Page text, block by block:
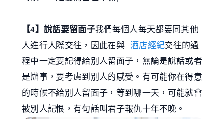
【4】說話要留面子我們每個人每天都要同其他
人進行人際交往，因此在與 酒店經紀交往的過
程中一定要記得給別人留面子，無論是說話或者
是辦事，要考慮到別人的感受。有可能你在得意
的時候不給別人留面子，等到哪一天，可能就會
被別人記恨，有句話叫君子報仇十年不晚。